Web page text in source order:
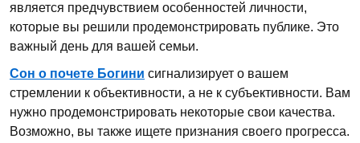
является предчувствием особенностей личности,
которые вы решили продемонстрировать публике. Это
важный день для вашей семьи.
Сон о почете Богини сигнализирует о вашем
стремлении к объективности, а не к субъективности. Вам
нужно продемонстрировать некоторые свои качества.
Возможно, вы также ищете признания своего прогресса.